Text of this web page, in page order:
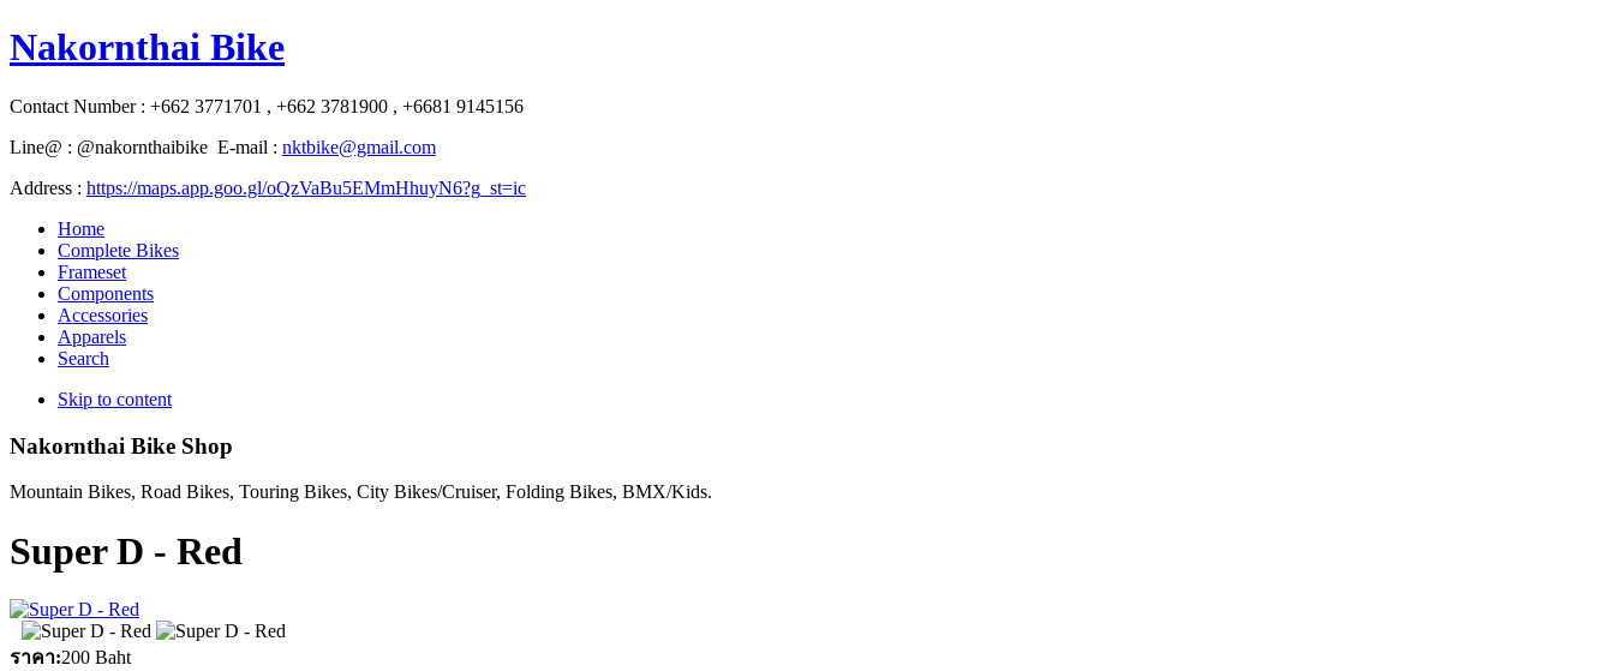
Nakornthai Bike
Contact Number : +662 3771701 , +662 3781900 , +6681 9145156
Line@ : @nakornthaibike E-mail : nktbike@gmail.com
Address : https://maps.app.goo.gl/oQzVaBu5EMmHhuyN6?g_st=ic
Home
Complete Bikes
Frameset
Components
Accessories
Apparels
Search
Skip to content
Nakornthai Bike Shop
Mountain Bikes, Road Bikes, Touring Bikes, City Bikes/Cruiser, Folding Bikes, BMX/Kids.
Super D - Red
ราคา:200 Baht